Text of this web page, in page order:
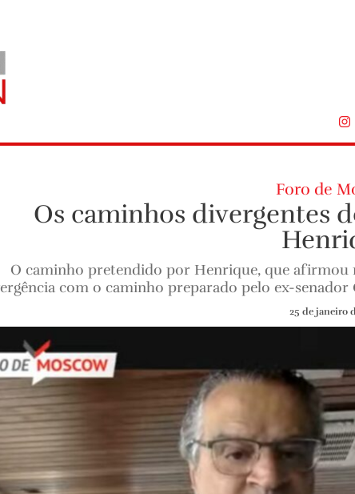
Foro de
Os caminhos divergentes
O caminho pretendido por Henrique, que afirmou
com o caminho preparado pelo ex-
25 de janeiro